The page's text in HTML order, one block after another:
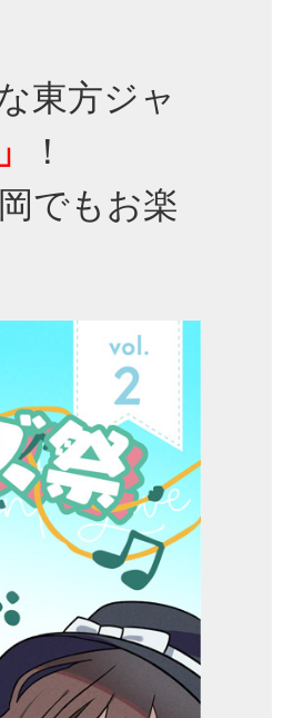
東方ジャ
！
でもお楽